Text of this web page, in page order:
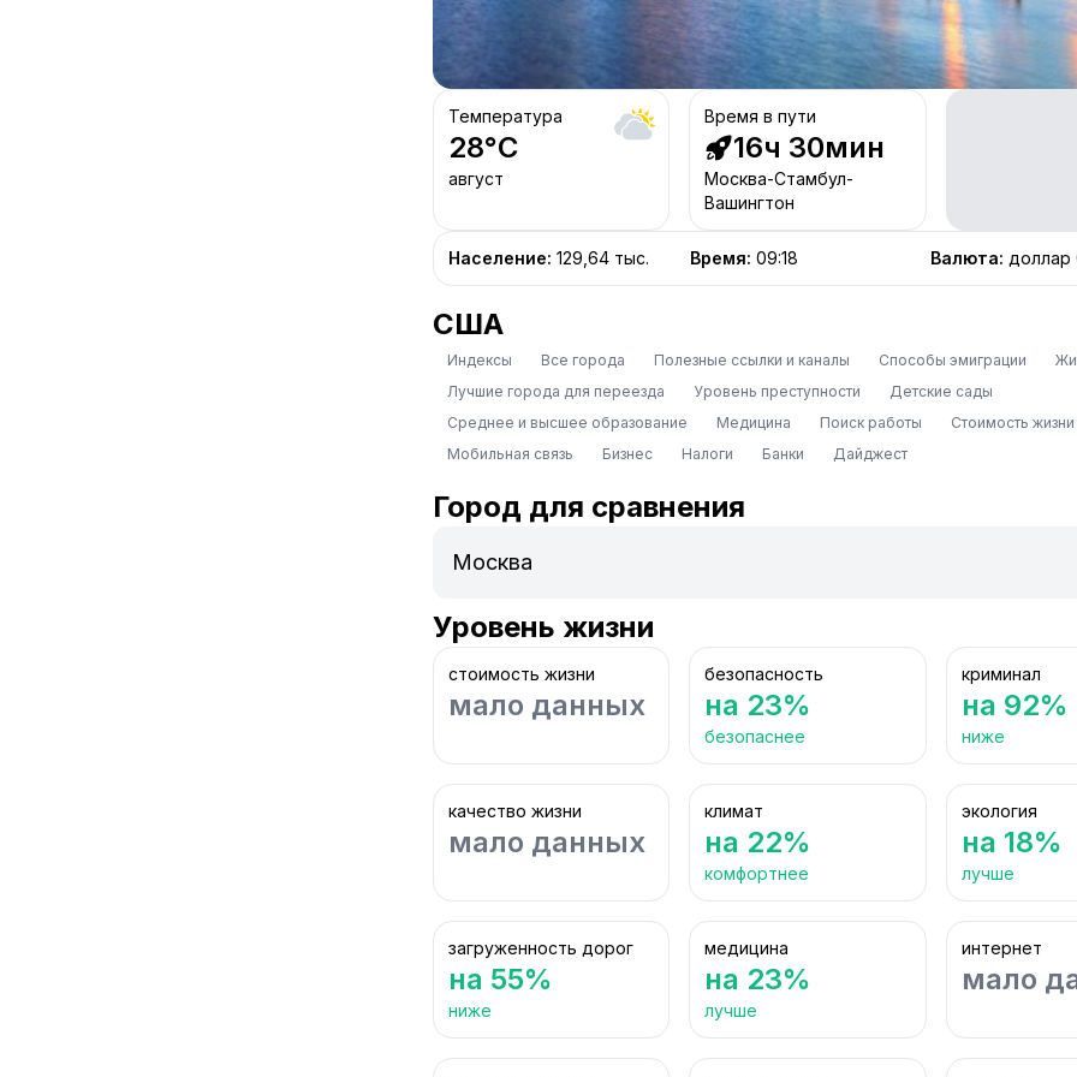
Температура
28°C
август
Время в пути
16ч 30мин
Москва-Стамбул-
Вашингтон
Население: 129,64 тыс. Время: 09:18 Валюта:
США
Индексы Все города Полезные ссылки и каналы Способы эмиграции
Лучшие города для переезда
Уровень преступности
Детские сады
Среднее и высшее образование
Медицина Поиск работы
Стоимость жизни
Мобильная связь
Бизнес Налоги Банки Дайджест
Город для сравнения
Уровень жизни
стоимость жизни
мало данных
безопасность
на 23%
безопаснее
криминал
на 92%
ниже
качество жизни
мало данных
климат
на 22%
комфортнее
экология
на 18%
лучше
загруженность дорог
на 55%
ниже
медицина
на 23%
лучше
интернет
мало